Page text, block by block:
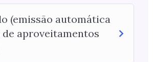
(emissão automática
de aproveitamentos